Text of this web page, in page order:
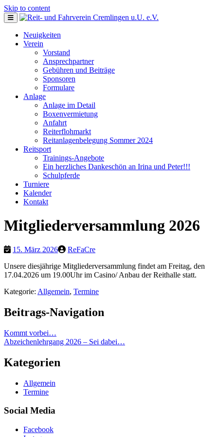
Skip to content
Neuigkeiten
Verein
Vorstand
Ansprechpartner
Gebühren und Beiträge
Sponsoren
Formulare
Anlage
Anlage im Detail
Boxenvermietung
Anfahrt
Reiterflohmarkt
Reitanlagenbelegung Sommer 2024
Reitsport
Trainings-Angebote
Ein herzliches Dankeschön an Irina und Peter!!!
Schulpferde
Turniere
Kalender
Kontakt
Mitgliederversammlung 2026
15. März 2026
ReFaCre
Unsere diesjährige Mitgliederversammlung findet am Freitag, den
17.04.2026 um 19.00Uhr im Casino/ Anbau der Reithalle statt.
Kategorie: Allgemein, Termine
Beitrags-Navigation
Kommt vorbei…
Abzeichenlehrgang 2026 – Sei dabei…
Kategorien
Allgemein
Termine
Social Media
Facebook